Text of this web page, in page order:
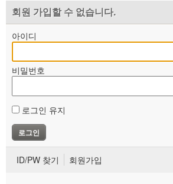
회원 가입할 수 없습니다.
아이디
비밀번호
로그인 유지
ID/PW 찾기 회원가입
자료
부설기관